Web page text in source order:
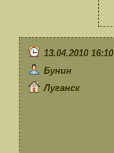
13.04.2010 16:10
Бунин
Луганск